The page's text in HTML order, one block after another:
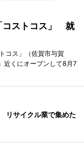
コストコス」 就
コス」（佐賀市与賀
近くにオープンして8月7
リサイクル業で集めた